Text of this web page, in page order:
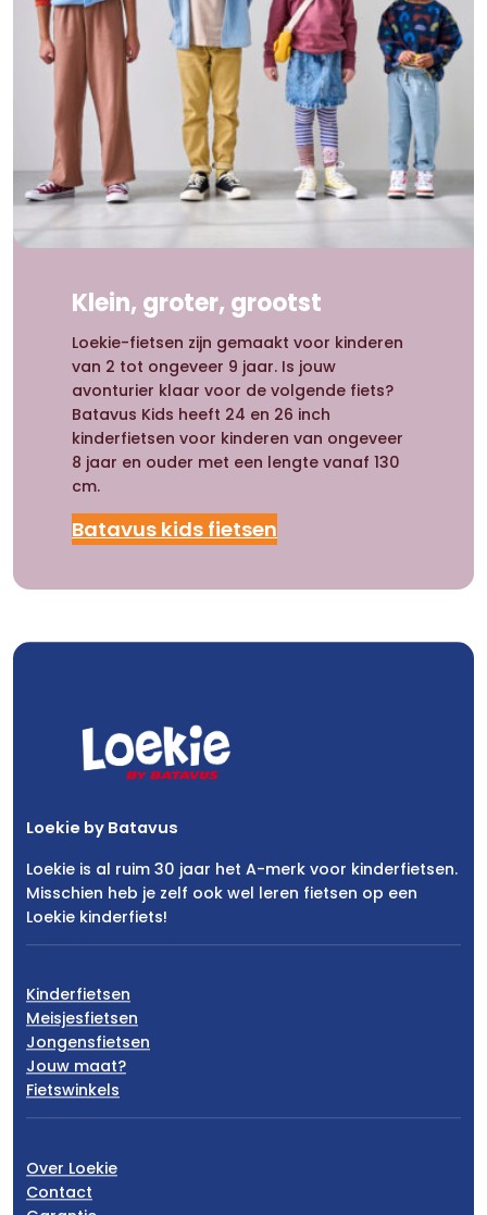
Klein, groter, grootst
Loekie-fietsen zijn gemaakt voor kinderen
van 2 tot ongeveer 9 jaar. Is jouw
avonturier klaar voor de volgende fiets?
Batavus Kids heeft 24 en 26 inch
kinderfietsen voor kinderen van ongeveer
8 jaar en ouder met een lengte vanaf 130
cm.
Batavus kids fietsen
Loekie by Batavus
Loekie is al ruim 30 jaar het A-merk voor kinderfietsen.
Misschien heb je zelf ook wel leren fietsen op een
Loekie kinderfiets!
Kinderfietsen
Meisjesfietsen
Jongensfietsen
Jouw maat?
Fietswinkels
Over Loekie
Contact